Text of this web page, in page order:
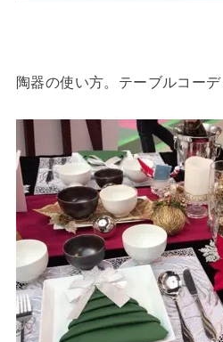
陶器の使い方。テーブルコーデ